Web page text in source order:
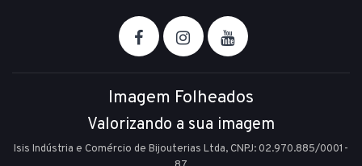
Imagem Folheados
Valorizando a sua imagem
Isis Indústria e Comércio de Bijouterias Ltda, CNPJ: 02.970.885/0001-